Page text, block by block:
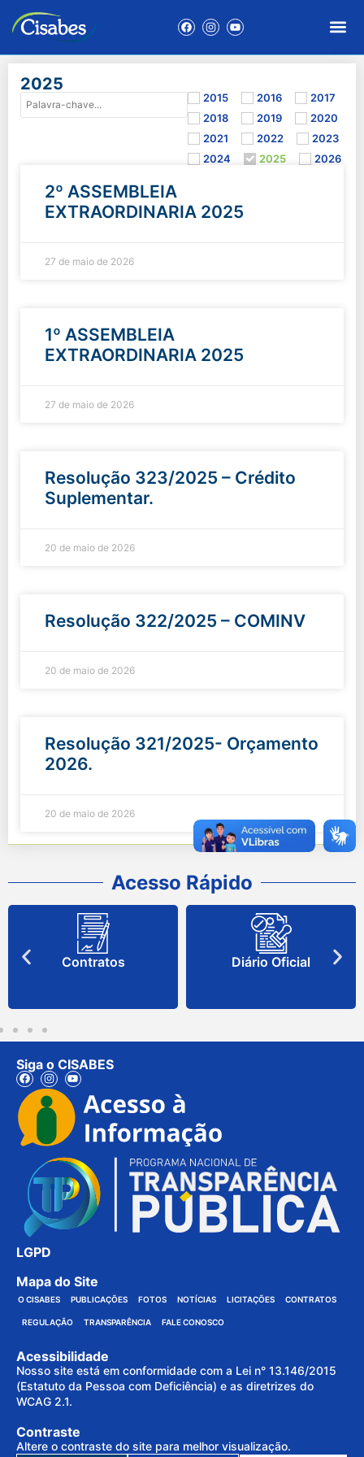
2025
2015 2016
2017
2018
2019
2020
2021
2022
2023
2024
2025 2026
2º ASSEMBLEIA
EXTRAORDINARIA 2025
27 de maio de 2026
1º ASSEMBLEIA
EXTRAORDINARIA 2025
27 de maio de 2026
Resolução 323/2025 – Crédito
Suplementar.
20 de maio de 2026
Resolução 322/2025 – COMINV
20 de maio de 2026
Resolução 321/2025- Orçamento
2026.
20 de maio de 2026
Acesso Rápido
Contratos Diário Oficial
Siga o CISABES
LGPD
Mapa do Site
O CISABES PUBLICAÇÕES FOTOS NOTÍCIAS LICITAÇÕES CONTRATOS
REGULAÇÃO TRANSPARÊNCIA FALE CONOSCO
Acessibilidade
Nosso site está em conformidade com a Lei n° 13.146/2015
(Estatuto da Pessoa com Deficiência) e as diretrizes do
WCAG 2.1.
Contraste
Altere o contraste do site para melhor visualização.